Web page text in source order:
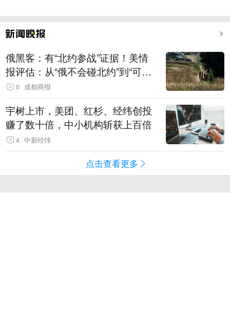
俄黑客：有“北约参战”证据！美情
报评估：从“俄不会碰北约”到“可能
发动有限攻击”
0 成都商报
宇树上市，美团、红杉、经纬创投
赚了数十倍，中小机构斩获上百倍
4 中新经纬
点击查看更多